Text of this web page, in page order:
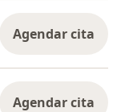
Agendar cita
Agendar cita